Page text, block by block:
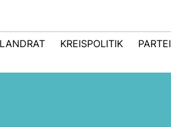
KREISPOLITIK PARTEI